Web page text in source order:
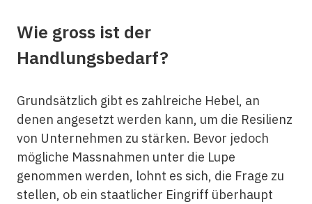
Wie gross ist der
Handlungsbedarf?
Grundsätzlich gibt es zahlreiche Hebel, an
denen angesetzt werden kann, um die Resilienz
von Unternehmen zu stärken. Bevor jedoch
mögliche Massnahmen unter die Lupe
genommen werden, lohnt es sich, die Frage zu
stellen, ob ein staatlicher Eingriff überhaupt